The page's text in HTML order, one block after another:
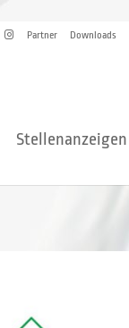
Partner Downloads
Stellenanzeigen